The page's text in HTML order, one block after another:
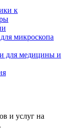
к
микроскопа
для медицины и
и услуг на